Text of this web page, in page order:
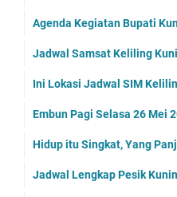
Agenda Kegiatan Bupati
Jadwal Samsat Keliling
Ini Lokasi Jadwal SIM
Embun Pagi Selasa 26 Mei
Hidup itu Singkat, Yang
Jadwal Lengkap Pesik